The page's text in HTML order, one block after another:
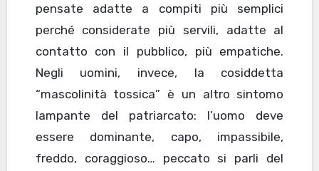
pensate adatte a compiti più semplici
perché considerate più servili, adatte al
contatto con il pubblico, più empatiche.
Negli uomini, invece, la cosiddetta
“mascolinità tossica” è un altro sintomo
lampante del patriarcato: l’uomo deve
essere dominante, capo, impassibile,
freddo, coraggioso… peccato si parli del